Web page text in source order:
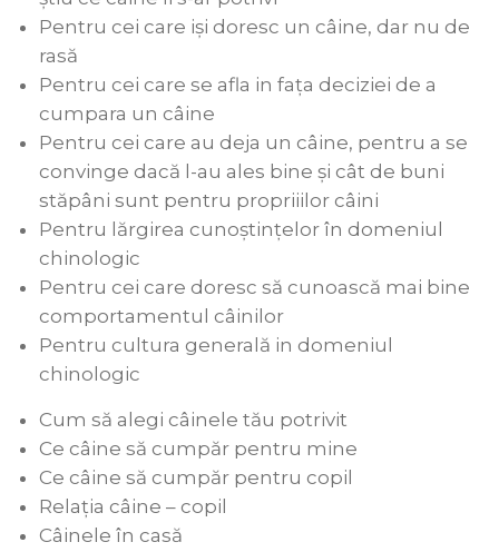
Pentru cei care işi doresc un câine, dar nu de
rasă
Pentru cei care se afla in faţa deciziei de a
cumpara un câine
Pentru cei care au deja un câine, pentru a se
convinge dacă l-au ales bine și cât de buni
stăpâni sunt pentru propriiilor câini
Pentru lărgirea cunoștinţelor în domeniul
chinologic
Pentru cei care doresc să cunoască mai bine
comportamentul câinilor
Pentru cultura generală in domeniul
chinologic
Cum să alegi câinele tău potrivit
Ce câine să cumpăr pentru mine
Ce câine să cumpăr pentru copil
Relaţia câine – copil
Câinele în casă